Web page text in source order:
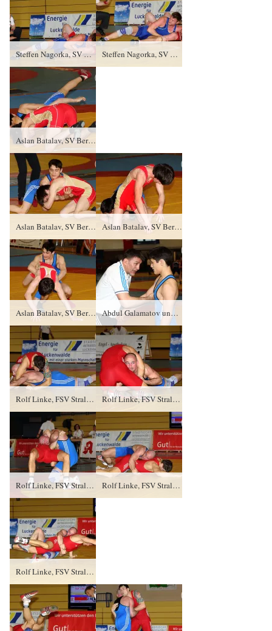
Steffen Nagorka, SV Grün- Weiß Weißwasser gegen Sebastian Wendel (blaues Trikot), RSV Rotation Greiz SS/0:5/0:3 Steffen Nagorka, SV Grün- Weiß Weißwasser gegen Sebastian Wendel (blaues Trikot), RSV Rotation Greiz SS/0:5/0:3
Aslan Batalav, SV Berlin Buch gegen Abdul Galamatov (blaues Trikot), RSV Rotation Greiz TÜ/4:0/8:0
Aslan Batalav, SV Berlin Buch gegen Abdul Galamatov (blaues Trikot), RSV Rotation Greiz TÜ/4:0/8:0 Aslan Batalav, SV Berlin Buch gegen Abdul Galamatov (blaues Trikot), RSV Rotation Greiz TÜ/4:0/8:0
Aslan Batalav, SV Berlin Buch gegen Abdul Galamatov (blaues Trikot), RSV Rotation Greiz TÜ/4:0/8:0 Abdul Galamatov und Trainer Tino Hempel, RSV Rotation Greiz
Rolf Linke, FSV Stralsund gegen Thomas Leffler (blaues Trikot), RSV Rotation Greiz PS/3:1/6:2 Rolf Linke, FSV Stralsund gegen Thomas Leffler (blaues Trikot), RSV Rotation Greiz PS/3:1/6:2
Rolf Linke, FSV Stralsund gegen Thomas Leffler (blaues Trikot), RSV Rotation Greiz PS/3:1/6:2 Rolf Linke, FSV Stralsund gegen Thomas Leffler (blaues Trikot), RSV Rotation Greiz PS/3:1/6:2
Rolf Linke, FSV Stralsund gegen Thomas Leffler (blaues Trikot), RSV Rotation Greiz PS/3:1/6:2